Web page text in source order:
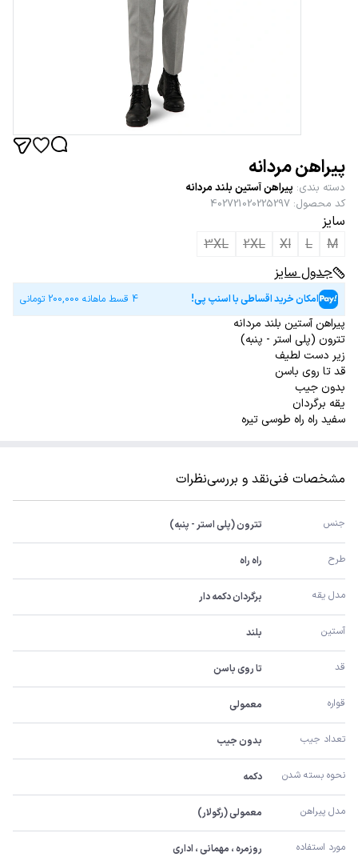
پیراهن مردانه
دسته بندی: پیراهن آستین بلند مردانه
کد محصول:
402721020225297
سایز
M
L
Xl
2XL
3XL
جدول سایز
امکان خرید اقساطی با اسنپ پی! 4 قسط ماهانه 200,000 تومانی
پیراهن آستین بلند مردانه
تترون (پلی استر - پنبه)
زیر دست لطیف
قد تا روی باسن
بدون جیب
یقه برگردان
سفید راه راه طوسی تیره
مشخصات فنینقد و بررسینظرات
جنس تترون (پلی استر - پنبه)
طرح راه راه
مدل یقه برگردان دکمه دار
آستین بلند
قد تا روی باسن
قواره معمولی
تعداد جیب بدون جیب
نحوه بسته شدن دکمه
مدل پیراهن معمولی (رگولار)
مورد استفاده روزمره ، مهمانی ، اداری